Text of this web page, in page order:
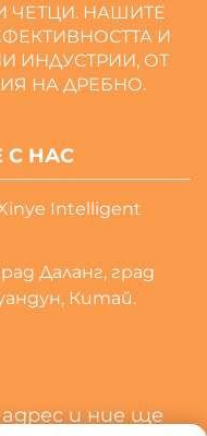
ЧЕТЦИ. НАШИТЕ
И
ИНДУСТРИИ, ОТ
НА ДРЕБНО.
С НАС
Intelligent
Даланг, град
Китай.
и ние ще